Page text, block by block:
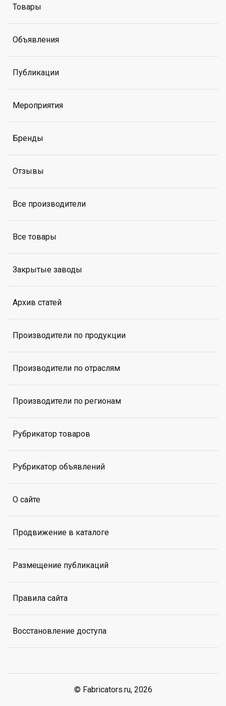
Товары
Объявления
Публикации
Мероприятия
Бренды
Отзывы
Все производители
Все товары
Закрытые заводы
Архив статей
Производители по продукции
Производители по отраслям
Производители по регионам
Рубрикатор товаров
Рубрикатор объявлений
О сайте
Продвижение в каталоге
Размещение публикаций
Правила сайта
Восстановление доступа
© Fabricators.ru, 2026